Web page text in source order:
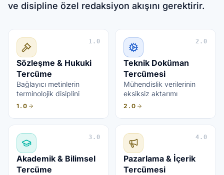
ve disipline özel redaksiyon akışını gerektirir.
1.0
Sözleşme & Hukuki
Tercüme
Bağlayıcı metinlerin
terminolojik disiplini
1.0
2.0
Teknik Doküman
Tercümesi
Mühendislik verilerinin
eksiksiz aktarımı
2.0
3.0
Akademik & Bilimsel
Tercüme
4.0
Pazarlama & İçerik
Tercümesi